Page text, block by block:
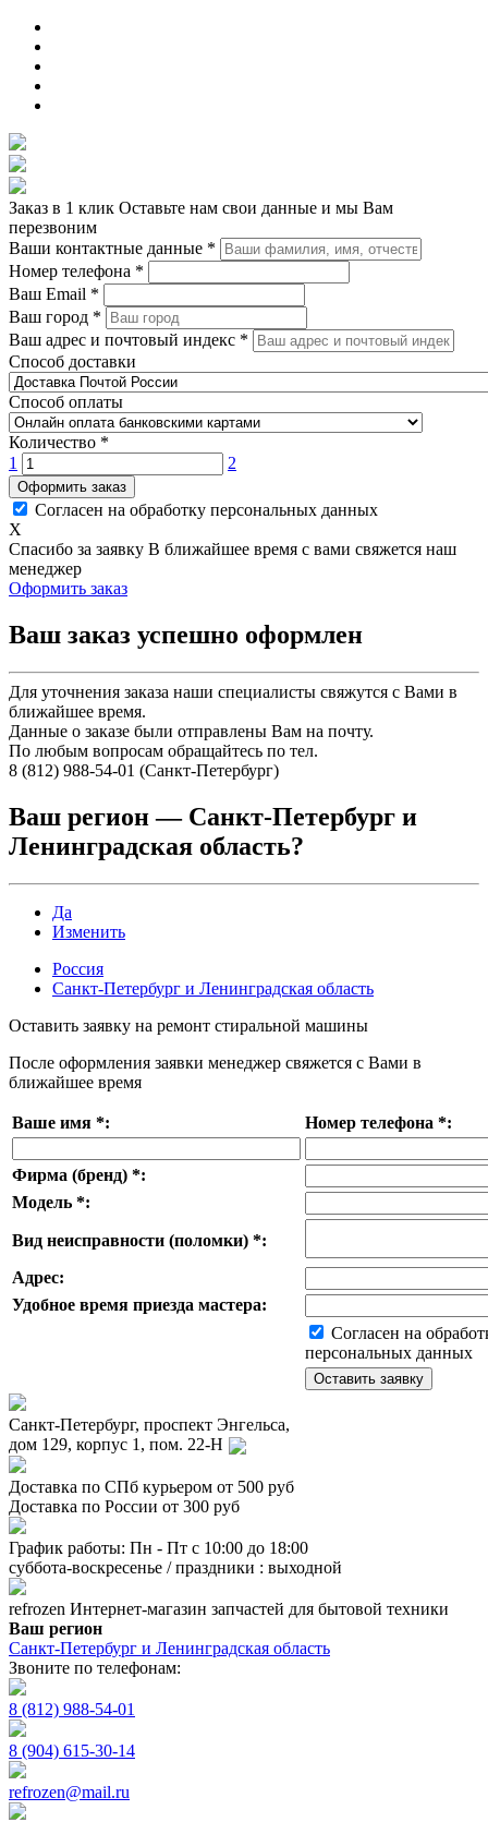
Заказ в 1 клик Оставьте нам свои данные и мы Вам
перезвоним
Ваши контактные данные *
Номер телефона *
Ваш Email *
Ваш город *
Ваш адрес и почтовый индекс *
Способ доставки
Способ оплаты
Количество *
1
2
Оформить заказ
Согласен на обработку персональных данных
X
Спасибо за заявку В ближайшее время с вами свяжется наш
менеджер
Оформить заказ
Ваш заказ успешно оформлен
Для уточнения заказа наши специалисты свяжутся с Вами в
ближайшее время.
Данные о заказе были отправлены Вам на почту.
По любым вопросам обращайтесь по тел.
8 (812) 988-54-01 (Санкт-Петербург)
Ваш регион — Санкт-Петербург и
Ленинградская область?
Да
Изменить
Россия
Санкт-Петербург и Ленинградская область
Оставить заявку на ремонт стиральной машины
После оформления заявки менеджер свяжется с Вами в
ближайшее время
Ваше имя *: Номер телефона *:
Фирма (бренд) *:
Модель *:
Вид неисправности (поломки) *:
Адрес:
Удобное время приезда мастера:
Согласен на
персональных данных
Санкт-Петербург, проспект Энгельса,
дом 129, корпус 1, пом. 22-Н
Доставка по СПб курьером от 500 руб
Доставка по России от 300 руб
График работы: Пн - Пт с 10:00 до 18:00
суббота-воскресенье / праздники : выходной
refrozen Интернет-магазин запчастей для бытовой техники
Ваш регион
Санкт-Петербург и Ленинградская область
Звоните по телефонам:
8 (812) 988-54-01
8 (904) 615-30-14
refrozen@mail.ru